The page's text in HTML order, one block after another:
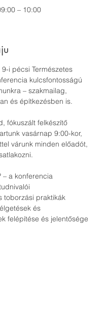
– 10:00
i pécsi Természetes
kulcsfontosságú
– szakmailag,
és építkezésben is.
fókuszált felkészítő
vasárnap 9:00-kor,
várunk minden előadót,
– a konferencia
toborzási praktikák
és
felépítése és jelentősége